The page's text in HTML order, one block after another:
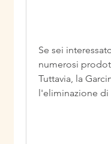
Se sei
numerosi
Tuttavia, la
l'eliminazione